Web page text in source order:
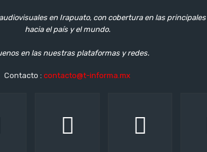
en Irapuato, con cobertura en las
hacia el país y el mundo.
en las nuestras plataformas y redes.
Contacto : contacto@t-informa.mx